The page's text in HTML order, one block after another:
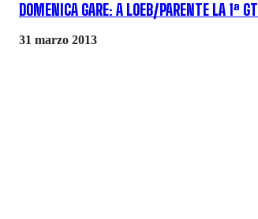
DOMENICA GARE: A LOEB/PARENTE LA 1ª GT
31 marzo 2013